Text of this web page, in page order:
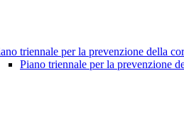
triennale per la prevenzione della
Piano triennale per la prevenzione